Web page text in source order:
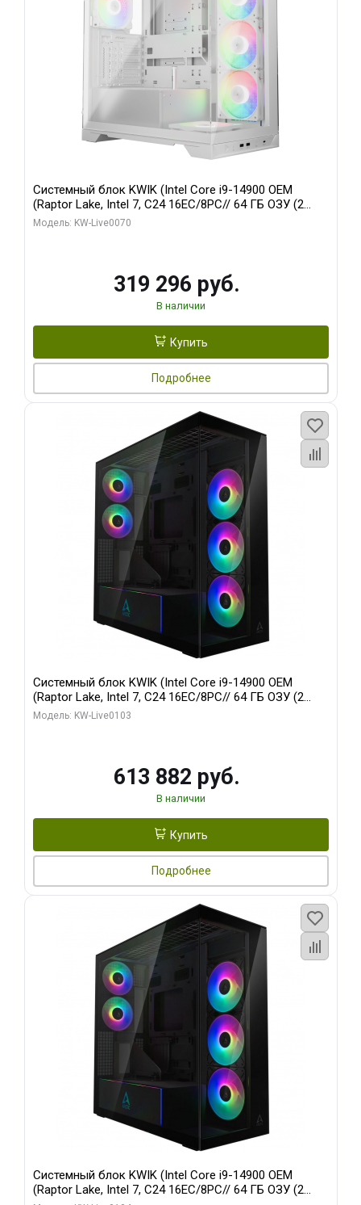
Системный блок KWIK (Intel Core i9-14900 OEM
(Raptor Lake, Intel 7, C24 16EC/8PC// 64 ГБ ОЗУ (2
модуля)/ Gigabyte RTX5080 XTREME WATERFORCE
Модель: KW-Live0070
319 296 руб.
В наличии
Купить
Подробнее
Системный блок KWIK (Intel Core i9-14900 OEM
(Raptor Lake, Intel 7, C24 16EC/8PC// 64 ГБ ОЗУ (2
модуля)/ Afox RTX4090 24GB GDDR6X 384-Bit 3xDP
Модель: KW-Live0103
613 882 руб.
В наличии
Купить
Подробнее
Системный блок KWIK (Intel Core i9-14900 OEM
(Raptor Lake, Intel 7, C24 16EC/8PC// 64 ГБ ОЗУ (2